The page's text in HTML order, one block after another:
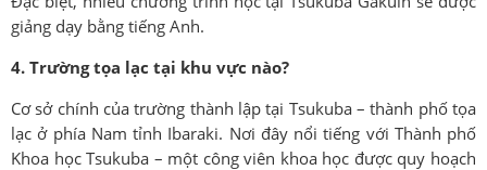
giảng dạy bằng tiếng Anh.
4. Trường tọa lạc tại khu vực nào?
Cơ sở chính của trường thành lập tại Tsukuba – thành phố tọa
lạc ở phía Nam tỉnh Ibaraki. Nơi đây nổi tiếng với Thành phố
Khoa học Tsukuba – một công viên khoa học được quy hoạch